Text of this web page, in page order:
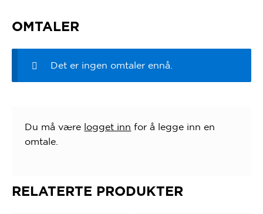
OMTALER
Det er ingen omtaler ennå.
Du må være logget inn for å legge inn en
omtale.
RELATERTE PRODUKTER